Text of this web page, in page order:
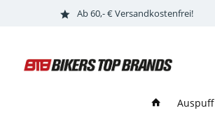
Ab 60,- € Versandkostenfrei!
Auspuff